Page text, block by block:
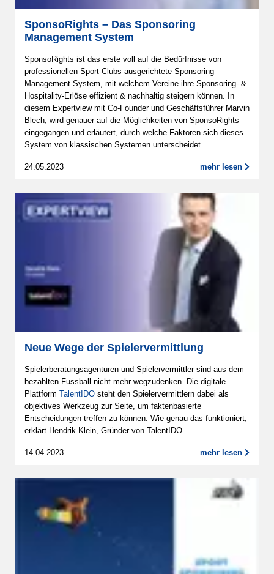
SponsoRights – Das Sponsoring
Management System
SponsoRights ist das erste voll auf die Bedürfnisse von
professionellen Sport-Clubs ausgerichtete Sponsoring
Management System, mit welchem Vereine ihre Sponsoring- &
Hospitality-Erlöse effizient & nachhaltig steigern können. In
diesem Expertview mit Co-Founder und Geschäftsführer Marvin
Blech, wird genauer auf die Möglichkeiten von SponsoRights
eingegangen und erläutert, durch welche Faktoren sich dieses
System von klassischen Systemen unterscheidet.
24.05.2023 mehr lesen
Neue Wege der Spielervermittlung
Spielerberatungsagenturen und Spielervermittler sind aus dem
bezahlten Fussball nicht mehr wegzudenken. Die digitale
Plattform TalentIDO steht den Spielervermittlern dabei als
objektives Werkzeug zur Seite, um faktenbasierte
Entscheidungen treffen zu können. Wie genau das funktioniert,
erklärt Hendrik Klein, Gründer von TalentIDO.
14.04.2023 mehr lesen